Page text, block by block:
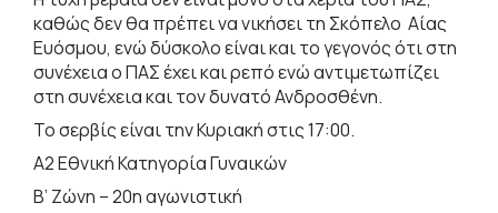
καθώς δεν θα πρέπει να νικήσει τη Σκόπελο Αίας
Ευόσμου, ενώ δύσκολο είναι και το γεγονός ότι στη
συνέχεια ο ΠΑΣ έχει και ρεπό ενώ αντιμετωπίζει
στη συνέχεια και τον δυνατό Ανδροσθένη.
Το σερβίς είναι την Κυριακή στις 17:00.
Α2 Εθνική Κατηγορία Γυναικών
Β’ Ζώνη – 20η αγωνιστική